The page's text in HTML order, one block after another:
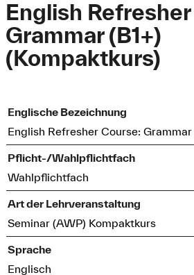
English
Grammar (B1+)
(Kompaktkurs)
Englische Bezeichnung
English Refresher Course: Grammar
Pflicht-/Wahlpflichtfach
Wahlpflichtfach
Art der Lehrveranstaltung
Seminar (AWP) Kompaktkurs
Sprache
Englisch